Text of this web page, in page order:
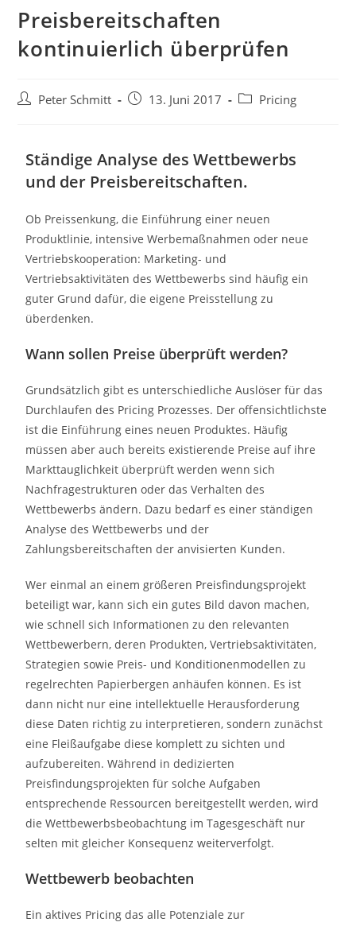
Preisbereitschaften
kontinuierlich überprüfen
Peter Schmitt 13. Juni 2017 Pricing
Ständige Analyse des Wettbewerbs
und der Preisbereitschaften.
Ob Preissenkung, die Einführung einer neuen
Produktlinie, intensive Werbemaßnahmen oder neue
Vertriebskooperation: Marketing- und
Vertriebsaktivitäten des Wettbewerbs sind häufig ein
guter Grund dafür, die eigene Preisstellung zu
überdenken.
Wann sollen Preise überprüft werden?
Grundsätzlich gibt es unterschiedliche Auslöser für das
Durchlaufen des Pricing Prozesses. Der offensichtlichste
ist die Einführung eines neuen Produktes. Häufig
müssen aber auch bereits existierende Preise auf ihre
Markttauglichkeit überprüft werden wenn sich
Nachfragestrukturen oder das Verhalten des
Wettbewerbs ändern. Dazu bedarf es einer ständigen
Analyse des Wettbewerbs und der
Zahlungsbereitschaften der anvisierten Kunden.
Wer einmal an einem größeren Preisfindungsprojekt
beteiligt war, kann sich ein gutes Bild davon machen,
wie schnell sich Informationen zu den relevanten
Wettbewerbern, deren Produkten, Vertriebsaktivitäten,
Strategien sowie Preis- und Konditionenmodellen zu
regelrechten Papierbergen anhäufen können. Es ist
dann nicht nur eine intellektuelle Herausforderung
diese Daten richtig zu interpretieren, sondern zunächst
eine Fleißaufgabe diese komplett zu sichten und
aufzubereiten. Während in dedizierten
Preisfindungsprojekten für solche Aufgaben
entsprechende Ressourcen bereitgestellt werden, wird
die Wettbewerbsbeobachtung im Tagesgeschäft nur
selten mit gleicher Konsequenz weiterverfolgt.
Wettbewerb beobachten
Ein aktives Pricing das alle Potenziale zur